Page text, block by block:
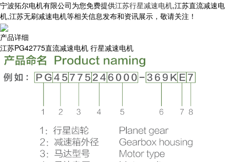
宁波拓尔电机有限公司为您免费提供江苏行星减速电机,江苏直流减速电
机,江苏无刷减速电机等相关信息发布和资讯展示，敬请关注！
产品详细
江苏PG42775直流减速电机 行星减速电机